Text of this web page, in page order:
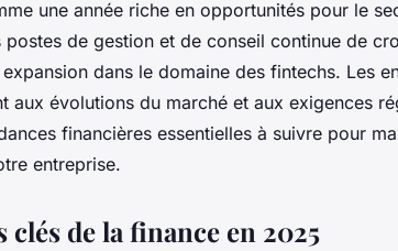
une année riche en opportunités pour le
postes de gestion et de conseil continue de
dans le domaine des fintechs. Les
aux évolutions du marché et aux exigences
financières essentielles à suivre pour
entreprise.
clés de la finance en 2025